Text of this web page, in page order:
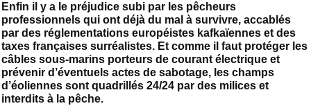
Enfin il y a le préjudice subi par les pêcheurs
professionnels qui ont déjà du mal à survivre, accablés
par des réglementations européistes kafkaïennes et des
taxes françaises surréalistes. Et comme il faut protéger les
câbles sous-marins porteurs de courant électrique et
prévenir d’éventuels actes de sabotage, les champs
d’éoliennes sont quadrillés 24/24 par des milices et
interdits à la pêche.